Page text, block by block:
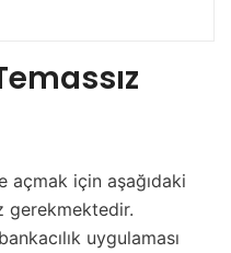
açmak için aşağıdaki
gerekmektedir.
uygulaması